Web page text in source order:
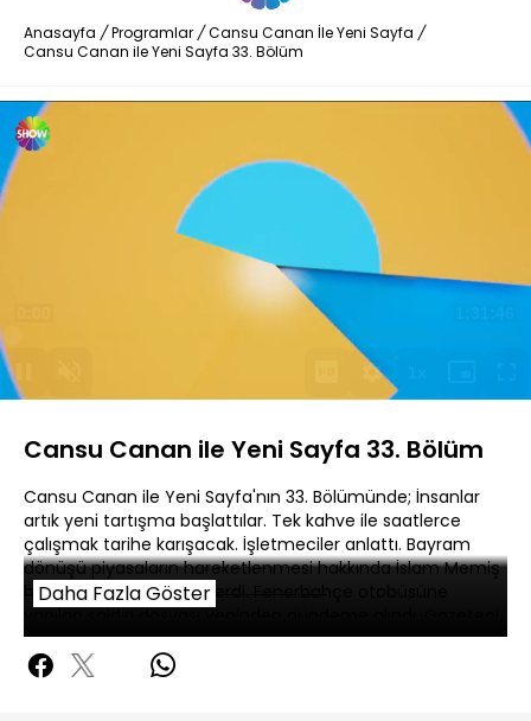
Anasayfa / Programlar / Cansu Canan İle Yeni Sayfa /
Cansu Canan ile Yeni Sayfa 33. Bölüm
Aç
Hızı
Cansu Canan ile Yeni Sayfa 33. Bölüm
Cansu Canan ile Yeni Sayfa'nın 33. Bölümünde; İnsanlar
artık yeni tartışma başlattılar. Tek kahve ile saatlerce
çalışmak tarihe karışacak. İşletmeciler anlattı. Bayram
dönüşü piyasaların hareketlenmesi hakkında İslam Memiş
hayat kurtarıcı bilgiler verdi. Fenerbahçe otobüsüne
Ali Fuat Duatepe ve Hukukçu Tarkan Erdal duruma dair
açıklamalarda bulundular. Kadınlar Ozan Güven'i
Daha Fazla Göster